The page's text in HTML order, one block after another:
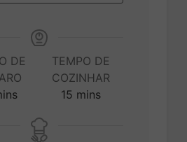
DE
TEMPO DE
COZINHAR
15 minutes
mins